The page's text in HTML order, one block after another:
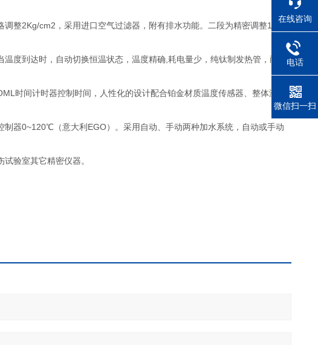
整2Kg/cm2，采用进口空气过滤器，附有排水功能。二段为精密调整1Kg/c
度到达时，自动切换恒温状态，温度精确,耗电量少，纯钛制发热管，耐酸
时间计时器控制时间，人性化的设计配合铂金材质温度传感器、整体温度
器0~120℃（意大利EGO）。采用自动、手动两种加水系统，自动或手动
试验室其它精密仪器。
在线咨询
电话
微信扫一扫